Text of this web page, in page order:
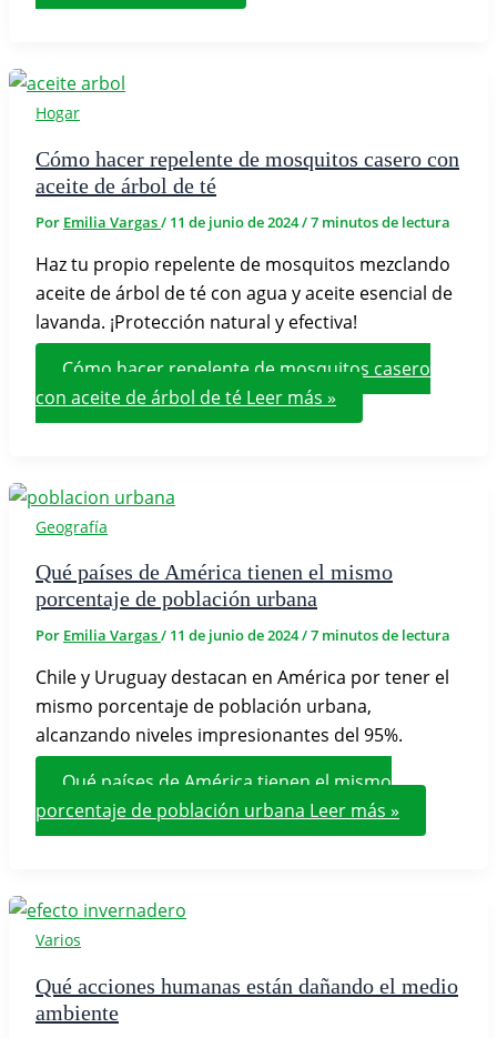
Hogar
Cómo hacer repelente de mosquitos casero con
aceite de árbol de té
Por Emilia Vargas/ 11 de junio de 2024/7 minutos de lectura
Haz tu propio repelente de mosquitos mezclando
aceite de árbol de té con agua y aceite esencial de
lavanda. ¡Protección natural y efectiva!
Cómo hacer repelente de mosquitos casero
con aceite de árbol de té Leer más »
Geografía
Qué países de América tienen el mismo
porcentaje de población urbana
Por Emilia Vargas/ 11 de junio de 2024/7 minutos de lectura
Chile y Uruguay destacan en América por tener el
mismo porcentaje de población urbana,
alcanzando niveles impresionantes del 95%.
Qué países de América tienen el mismo
porcentaje de población urbana Leer más »
Varios
Qué acciones humanas están dañando el medio
ambiente